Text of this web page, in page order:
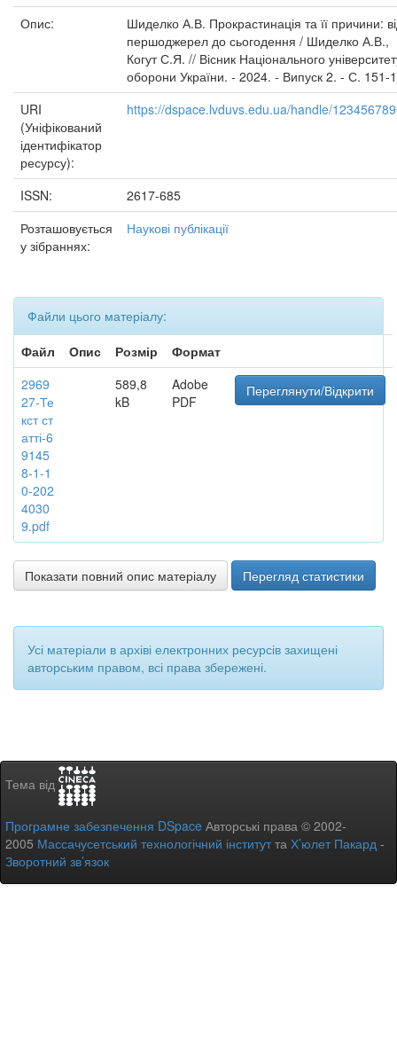
Опис:
Шиделко А.В. Прокрастинація та її причини:
першоджерел до сьогодення / Шиделко А.В.,
Когут С.Я. // Вісник Національного
оборони України. - 2024. - Випуск 2. - С. 151-
URI
(Уніфікований
ідентифікатор
ресурсу):
https://dspace.lvduvs.edu.ua/handle/
ISSN:
2617-685
Розташовується
у зібраннях:
Наукові публікації
Файли цього матеріалу:
Файл
Опис Розмір
Формат
2969
27-Те
кст ст
атті-6
9145
8-1-1
0-202
4030
9.pdf
589,8
kB
Adobe
PDF
Переглянути/Відкрити
Показати повний опис матеріалу Перегляд статистики
Усі матеріали в архіві електронних ресурсів захищені
авторським правом, всі права збережені.
Тема від
Програмне забезпечення DSpace Авторські права © 2002-
2005 Массачусетський технологічний інститутта Х’юлет Пакард -
Зворотний зв’язок